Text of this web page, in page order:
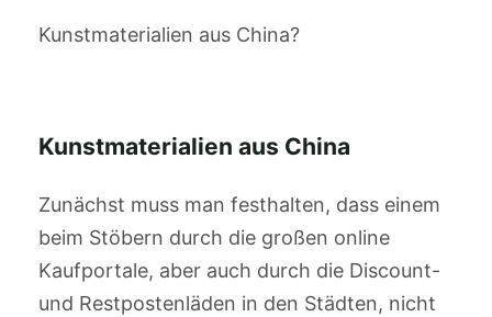
Kunstmaterialien aus China?
Kunstmaterialien aus China
Zunächst muss man festhalten, dass einem
beim Stöbern durch die großen online
Kaufportale, aber auch durch die Discount-
und Restpostenläden in den Städten, nicht